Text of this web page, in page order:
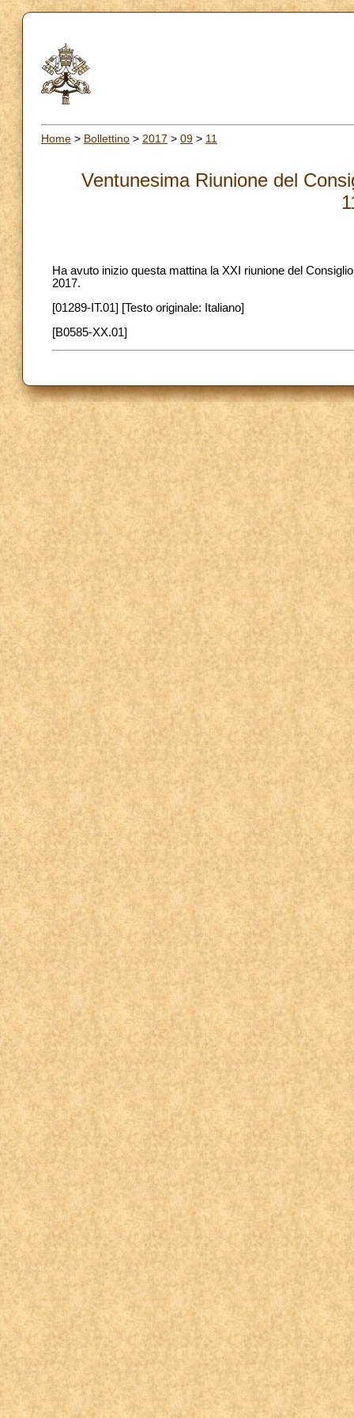
Home > Bollettino > 2017 > 09 > 11
Ventunesima Riunione del
Ha avuto inizio questa mattina la XXI riunione del
2017.
[01289-IT.01] [Testo originale: Italiano]
[B0585-XX.01]